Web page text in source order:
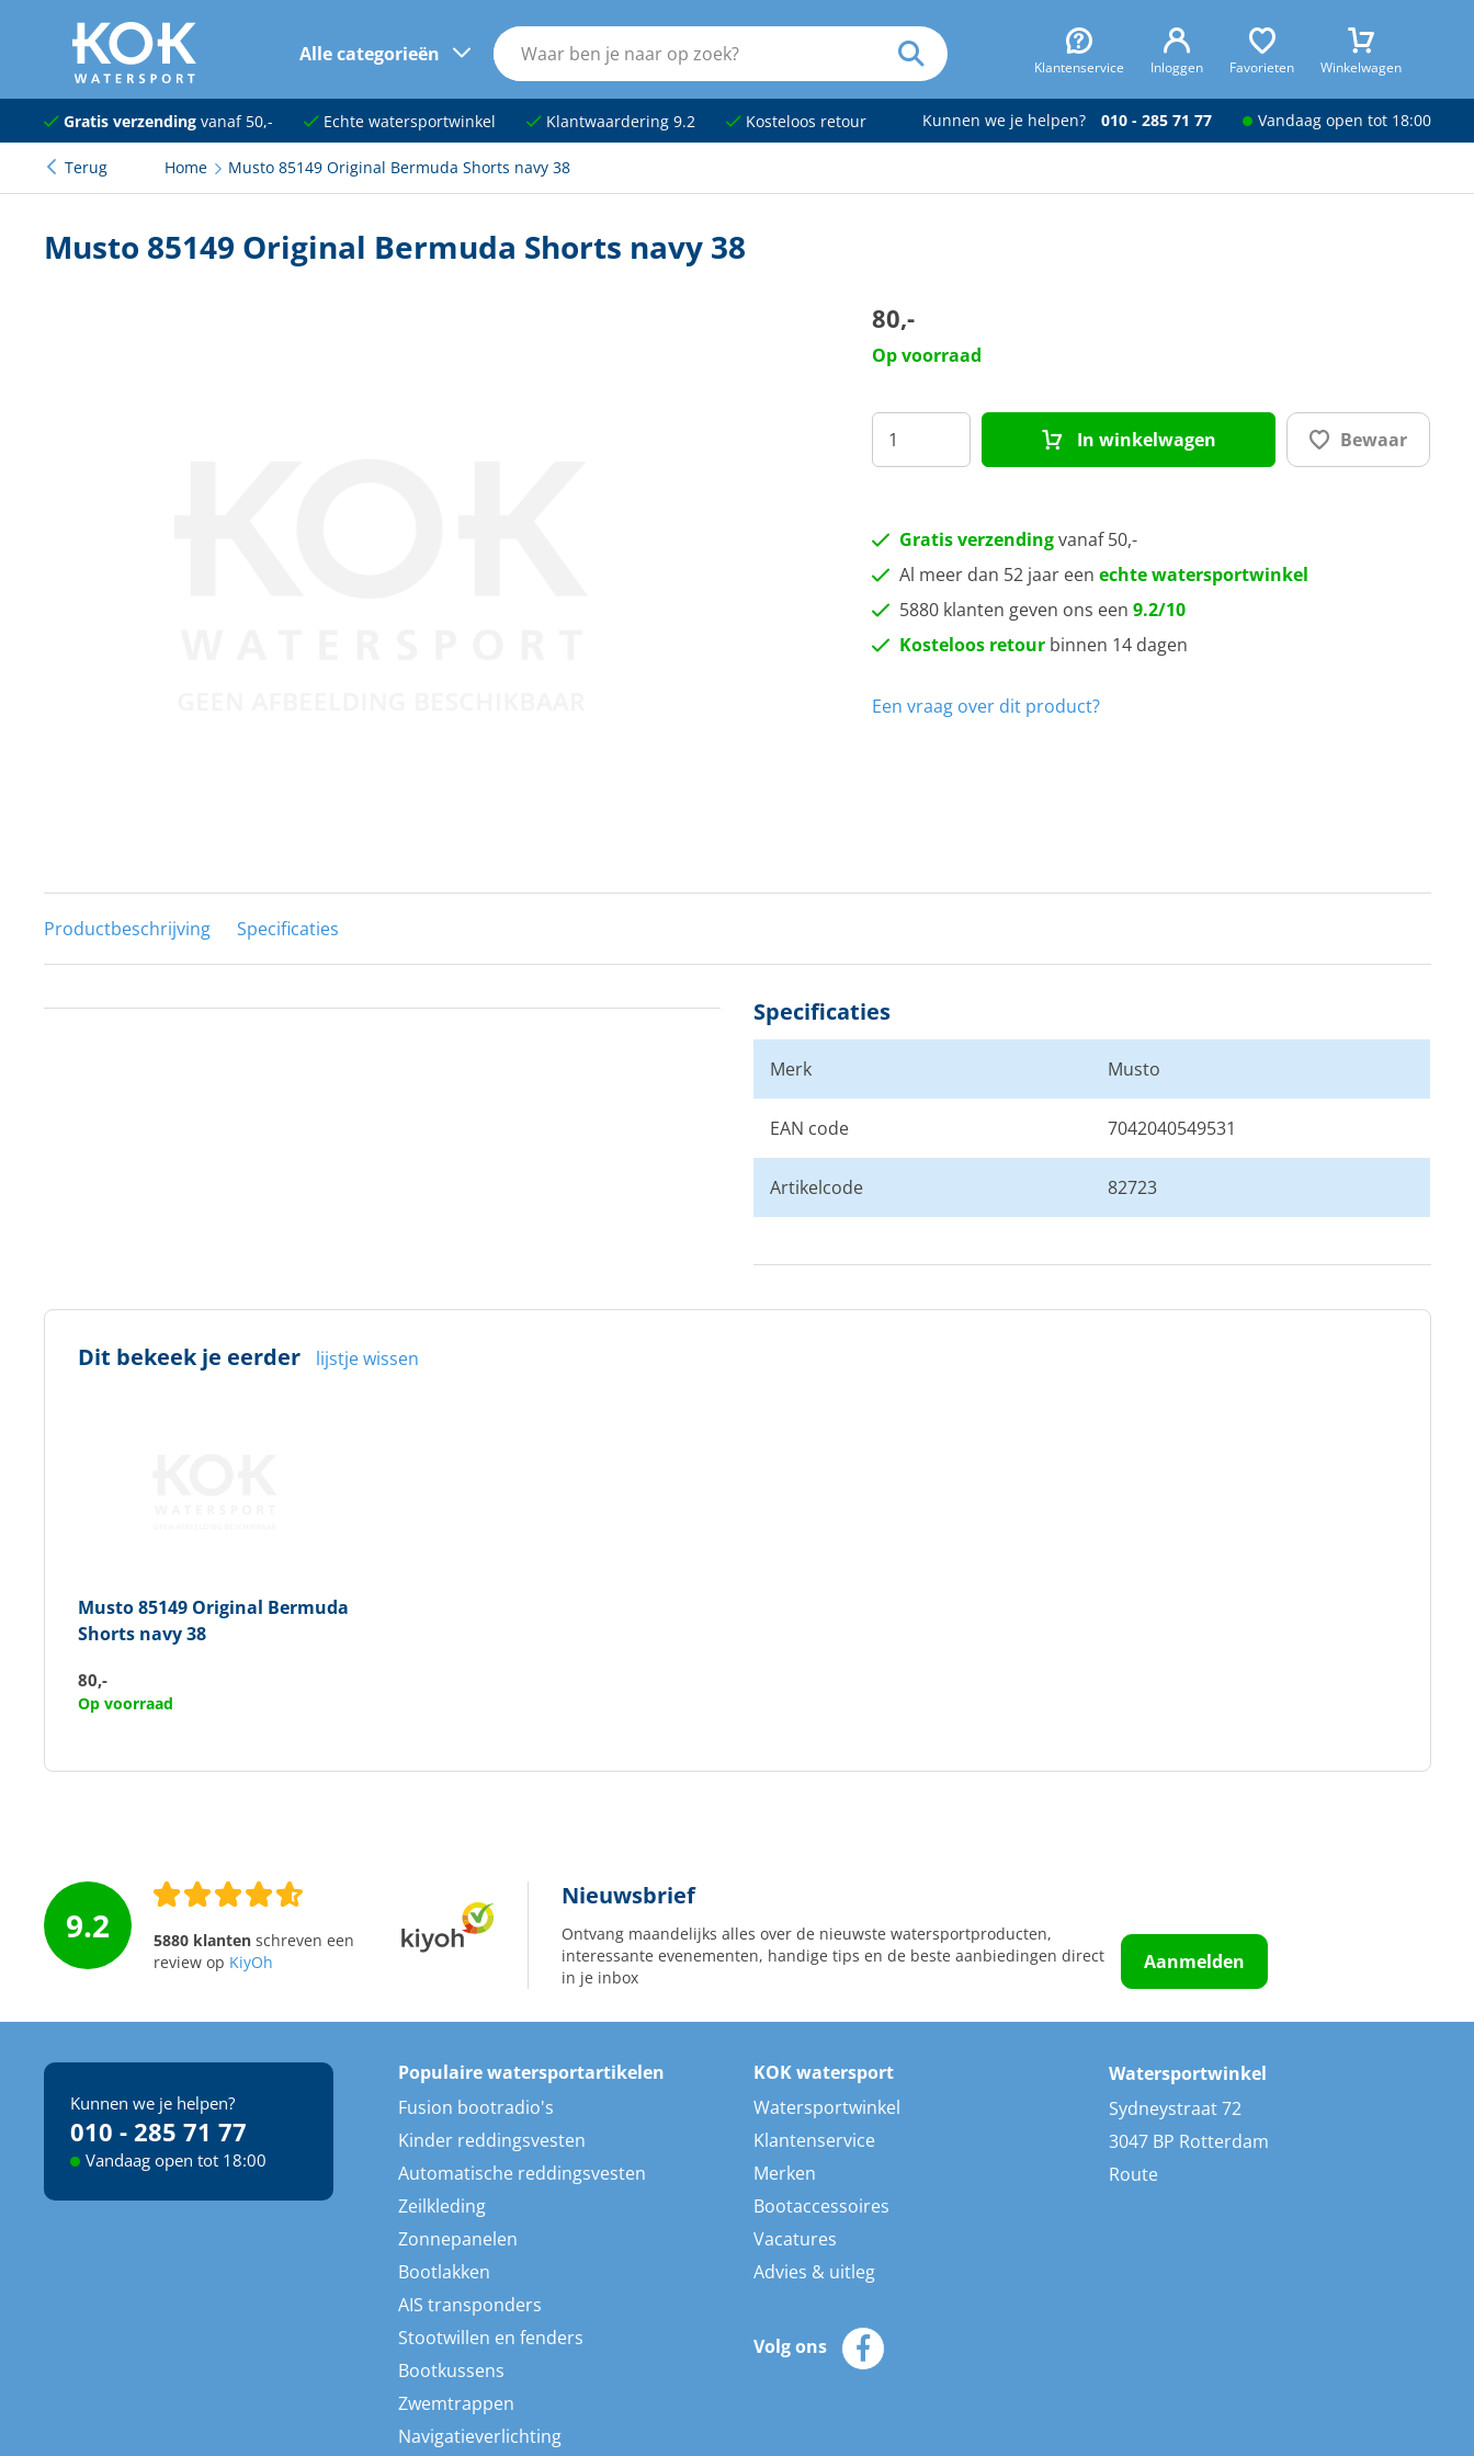
naar hoofdinhoud
Alle categorieën
Klantenservice Inloggen Favorieten Winkelwagen
Navigatie
Dekuitrusting
Gratis verzendingvanaf 50,- Echte watersportwinkel Klantwaardering 9.2 Kosteloos retour Kunnen we je helpen? 010 - 285 71 77 Vandaag open tot 18:00
Terug Home Musto 85149 Original Bermuda Shorts navy 38
Musto 85149 Original Bermuda Shorts navy 38
80,-
Op voorraad
In winkelwagen Bewaar
Gratis verzendingvanaf 50,-
Al meer dan 52 jaar een echte watersportwinkel
5880 klanten geven ons een 9.2/10
Kosteloos retourbinnen 14 dagen
Een vraag over dit product?
Productbeschrijving Specificaties
Specificaties
Merk Musto
EAN code 7042040549531
Artikelcode 82723
Dit bekeek je eerder lijstje wissen
Musto85149 Original Bermuda
Shorts navy 38
80,-
Op voorraad
9.2 5880 klantenschreven een
review op KiyOh
Nieuwsbrief
Ontvang maandelijks alles over de nieuwste watersportproducten,
interessante evenementen, handige tips en de beste aanbiedingen direct
in je inbox
Aanmelden
Kunnen we je helpen?
010 - 285 71 77
Vandaag open tot 18:00
Populaire watersportartikelen
Fusion bootradio's
Kinder reddingsvesten
Automatische reddingsvesten
Zeilkleding
Zonnepanelen
Bootlakken
AIS transponders
Stootwillen en fenders
Bootkussens
Zwemtrappen
Navigatieverlichting
KOK watersport
Watersportwinkel
Klantenservice
Merken
Bootaccessoires
Vacatures
Advies & uitleg
Volg ons
Watersportwinkel
Sydneystraat 72
3047 BP Rotterdam
Route